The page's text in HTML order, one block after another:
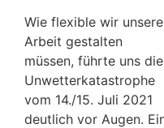
Wie flexible wir unsere
Arbeit gestalten
müssen, führte uns die
Unwetterkatastrophe
vom 14./15. Juli 2021
deutlich vor Augen.